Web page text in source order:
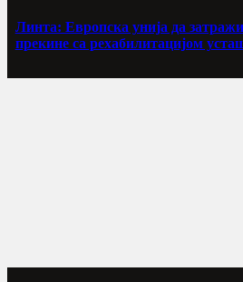
Линта: Европска унија да
прекине са рехабилитацијом